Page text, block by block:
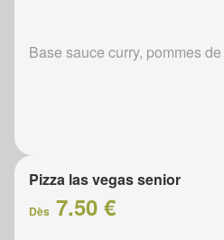
Base sauce curry, pommes
Pizza las vegas senior
Dès 7.50 €